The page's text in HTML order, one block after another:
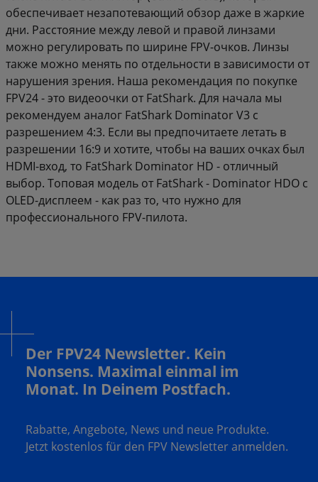
обеспечивает незапотевающий обзор даже в жаркие
дни. Расстояние между левой и правой линзами
можно регулировать по ширине FPV-очков. Линзы
также можно менять по отдельности в зависимости от
нарушения зрения. Наша рекомендация по покупке
FPV24 - это видеоочки от FatShark. Для начала мы
рекомендуем аналог FatShark Dominator V3 с
разрешением 4:3. Если вы предпочитаете летать в
разрешении 16:9 и хотите, чтобы на ваших очках был
HDMI-вход, то FatShark Dominator HD - отличный
выбор. Топовая модель от FatShark - Dominator HDO с
OLED-дисплеем - как раз то, что нужно для
профессионального FPV-пилота.
Der FPV24 Newsletter. Kein
Nonsens. Maximal einmal im
Monat. In Deinem Postfach.
Rabatte, Angebote, News und neue Produkte.
Jetzt kostenlos für den FPV Newsletter anmelden.